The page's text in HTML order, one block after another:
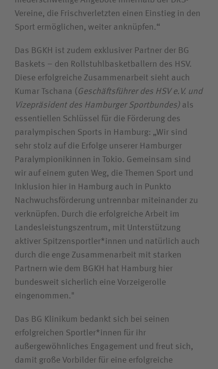
Vereine, die Frischverletzten einen Einstieg in den
Sport ermöglichen, weiter anknüpfen.“
Das BGKH ist zudem exklusiver Partner der BG
Baskets – den Rollstuhlbasketballern des HSV.
Diese erfolgreiche Zusammenarbeit sieht auch
Kumar Tschana ( Geschäftsführer des HSV e.V. und
Vizepräsident des Hamburger Sportbundes) als
essentiellen Schlüssel für die Förderung des
paralympischen Sports in Hamburg: „Wir sind
sehr stolz auf die Erfolge unserer Hamburger
Paralympionikinnen in Tokio. Gemeinsam sind
wir auf einem guten Weg, die Themen Sport und
Inklusion hier in Hamburg auch in Punkto
Nachwuchsförderung untrennbar miteinander zu
verknüpfen. Durch die erfolgreiche Arbeit im
Landesleistungszentrum, mit Unterstützung
aktiver Spitzensportler*innen und natürlich auch
durch die enge Zusammenarbeit mit starken
Partnern wie dem BGKH hat Hamburg hier
bundesweit sicherlich eine Vorzeigerolle
eingenommen."
Das BG Klinikum bedankt sich bei seinen
erfolgreichen Sportler*innen für ihr
außergewöhnliches Engagement und freut sich,
damit große Vorbilder für eine erfolgreiche